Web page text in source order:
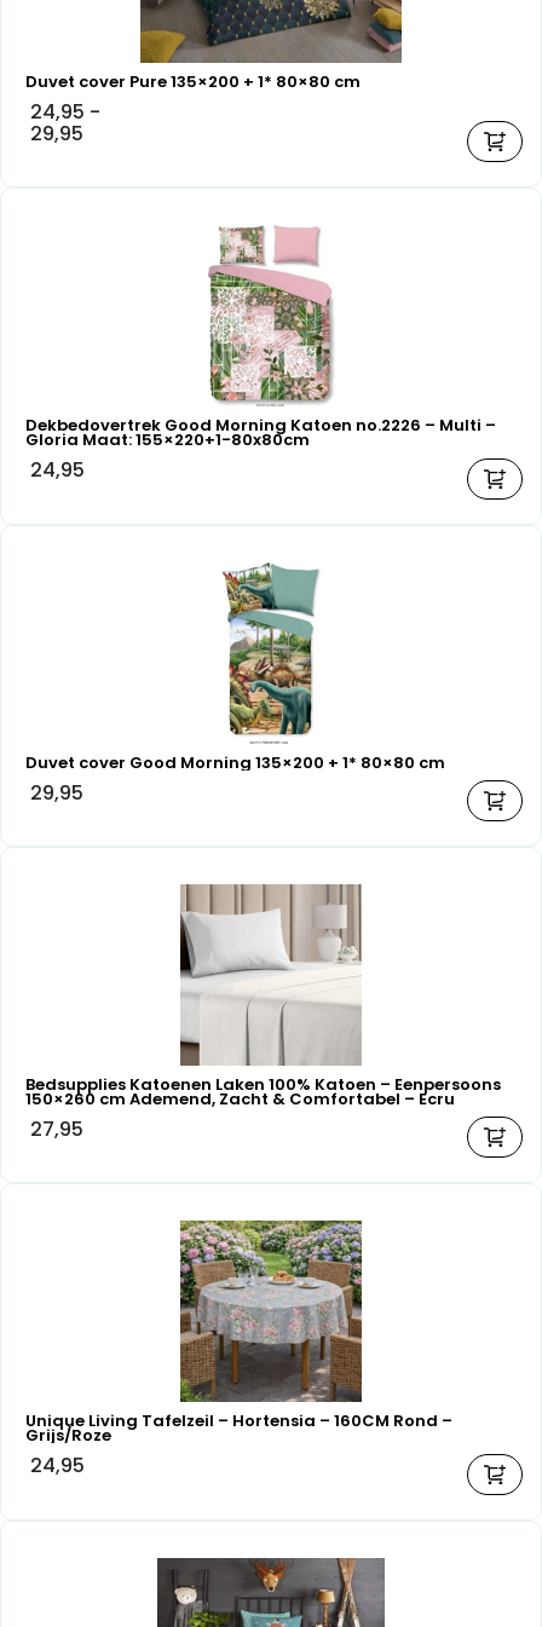
Duvet cover Pure 135×200 + 1* 80×80 cm
24,95 -
29,95
Dekbedovertrek Good Morning Katoen no.2226 – Multi –
Gloria Maat: 155×220+1-80x80cm
24,95
Duvet cover Good Morning 135×200 + 1* 80×80 cm
29,95
Bedsupplies Katoenen Laken 100% Katoen – Eenpersoons
150×260 cm Ademend, Zacht & Comfortabel – Ecru
27,95
Unique Living Tafelzeil – Hortensia – 160CM Rond –
Grijs/Roze
24,95